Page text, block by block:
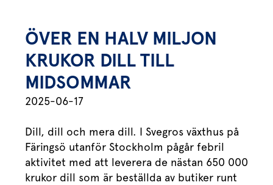
Vinägrett
Örtolja
Kryddsmör
Örtsalt & rub
Oregano
Citronmeliss
Vår sallat & gröna blad
Våra mikroörter & skott
Dressingen gör salladen
ÖVER EN HALV MILJON
KRUKOR DILL TILL
MIDSOMMAR
2025-06-17
Dill, dill och mera dill. I Svegros växthus på
Färingsö utanför Stockholm pågår febril
aktivitet med att leverera de nästan 650 000
krukor dill som är beställda av butiker runt